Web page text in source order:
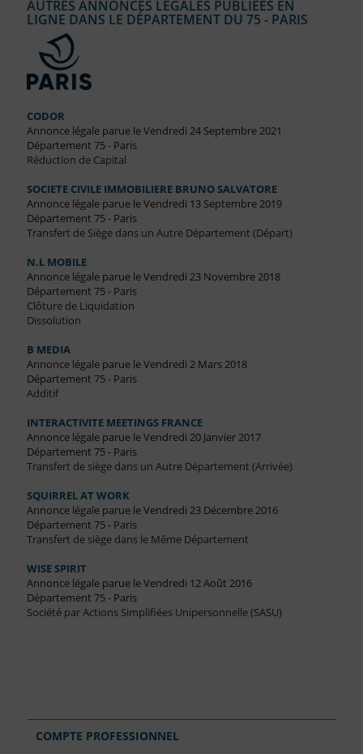
AUTRES ANNONCES LÉGALES PUBLIÉES EN
LIGNE DANS LE DÉPARTEMENT DU 75 - PARIS
CODOR
Annonce légale parue le Vendredi 24 Septembre 2021
Département 75 - Paris
Réduction de Capital
SOCIETE CIVILE IMMOBILIERE BRUNO SALVATORE
Annonce légale parue le Vendredi 13 Septembre 2019
Département 75 - Paris
Transfert de Siège dans un Autre Département (Départ)
N.L MOBILE
Annonce légale parue le Vendredi 23 Novembre 2018
Département 75 - Paris
Clôture de Liquidation
Dissolution
B MEDIA
Annonce légale parue le Vendredi 2 Mars 2018
Département 75 - Paris
Additif
INTERACTIVITE MEETINGS FRANCE
Annonce légale parue le Vendredi 20 Janvier 2017
Département 75 - Paris
Transfert de siège dans un Autre Département (Arrivée)
SQUIRREL AT WORK
Annonce légale parue le Vendredi 23 Décembre 2016
Département 75 - Paris
Transfert de siège dans le Même Département
WISE SPIRIT
Annonce légale parue le Vendredi 12 Août 2016
Département 75 - Paris
Société par Actions Simplifiées Unipersonnelle (SASU)
COMPTE PROFESSIONNEL